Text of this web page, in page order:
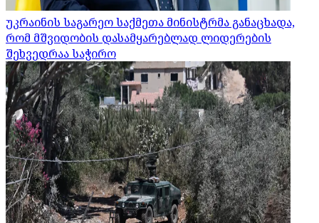
უკრაინის საგარეო საქმეთა მინისტრმა განაცხადა,
რომ მშვიდობის დასამყარებლად ლიდერების
შეხვედრაა საჭირო